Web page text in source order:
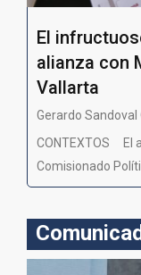
El
alianza con
Vallarta
Gerardo
CONTEXTOS El
Comisionado